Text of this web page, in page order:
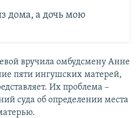
дома, а дочь мою
вручила омбудсмену Анне
пяти ингушских матерей,
Их проблема –
суда об определении места